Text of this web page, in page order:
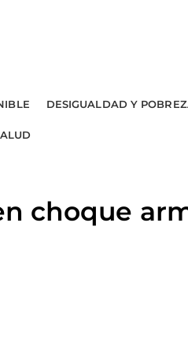
DESIGUALDAD Y
choque